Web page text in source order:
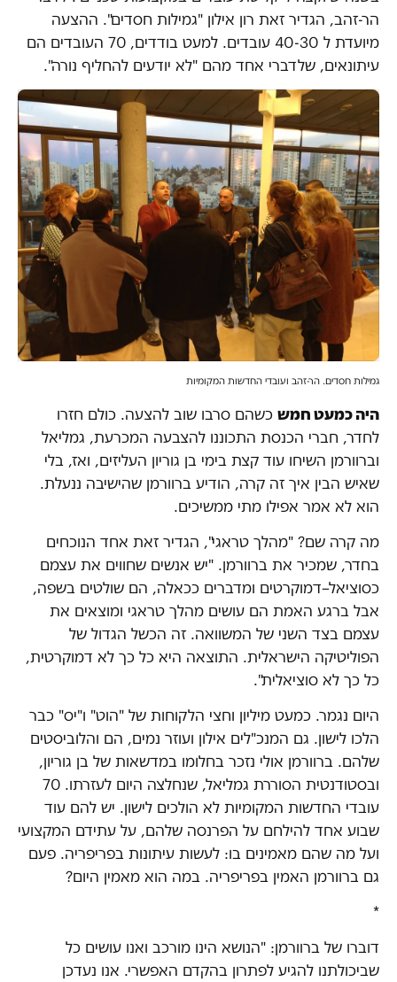
הר-זהב, הגדיר זאת רון אילון "גמילות חסדים". ההצעה
מיועדת ל 40-30 עובדים. למעט בודדים, 70 העובדים הם
עיתונאים, שלדברי אחד מהם "לא יודעים להחליף נורה".
גמילות חסדים. הר-זהב ועובדי החדשות המקומיות
היה כמעט חמש כשהם סרבו שוב להצעה. כולם חזרו
לחדר, חברי הכנסת התכוננו להצבעה המכרעת, גמליאל
וברוורמן השיחו עוד קצת בימי בן גוריון העליזים, ואז, בלי
שאיש הבין איך זה קרה, הודיע ברוורמן שהישיבה ננעלת.
הוא לא אמר אפילו מתי ממשיכים.
מה קרה שם? "מהלך טראגי", הגדיר זאת אחד הנוכחים
בחדר, שמכיר את ברוורמן. "יש אנשים שחווים את עצמם
כסוציאל–דמוקרטים ומדברים ככאלה, הם שולטים בשפה,
אבל ברגע האמת הם עושים מהלך טראגי ומוצאים את
עצמם בצד השני של המשוואה. זה הכשל הגדול של
הפוליטיקה הישראלית. התוצאה היא כל כך לא דמוקרטית,
כל כך לא סוציאלית".
היום נגמר. כמעט מיליון וחצי הלקוחות של "הוט" ו"יס" כבר
הלכו לישון. גם המנכ"לים אילון ועוזר נמים, הם והלוביסטים
שלהם. ברוורמן אולי נזכר בחלומו במדשאות של בן גוריון,
ובסטודנטית הסוררת גמליאל, שנחלצה היום לעזרתו. 70
עובדי החדשות המקומיות לא הולכים לישון. יש להם עוד
שבוע אחד להילחם על הפרנסה שלהם, על עתידם המקצועי
ועל מה שהם מאמינים בו: לעשות עיתונות בפריפריה. פעם
גם ברוורמן האמין בפריפריה. במה הוא מאמין היום?
*
דוברו של ברוורמן: "הנושא הינו מורכב ואנו עושים כל
שביכולתנו להגיע לפתרון בהקדם האפשרי. אנו נעדכן